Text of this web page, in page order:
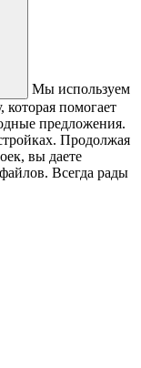
Мы используем
которая помогает
предложения.
Продолжая
вы даете
Всегда рады